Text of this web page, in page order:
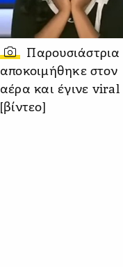
Παρουσιάστρια
αποκοιμήθηκε στον
αέρα και έγινε viral
[βίντεο]